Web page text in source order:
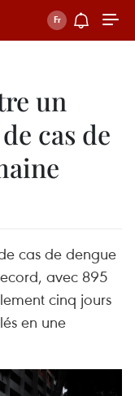
un
cas de
cas de dengue
avec 895
cinq jours
en une